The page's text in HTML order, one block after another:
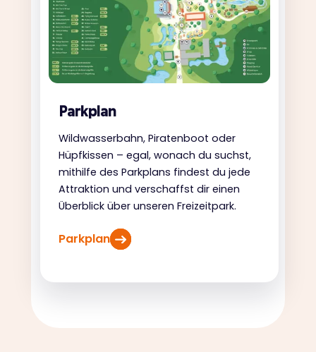
Parkplan
Wildwasserbahn, Piratenboot oder
Hüpfkissen – egal, wonach du suchst,
mithilfe des Parkplans findest du jede
Attraktion und verschaffst dir einen
Überblick über unseren Freizeitpark.
Parkplan